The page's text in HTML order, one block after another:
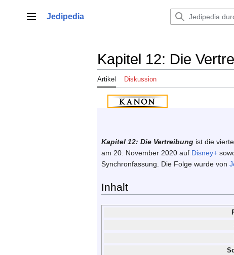
springenHauptmenü
Jedipedia
Kapitel 12: Die
Artikel Diskussion
Kapitel 12: Die Vertreibung ist die
am 20. November 2020 auf Disney+
Synchronfassung. Die Folge wurde von
Inhalt